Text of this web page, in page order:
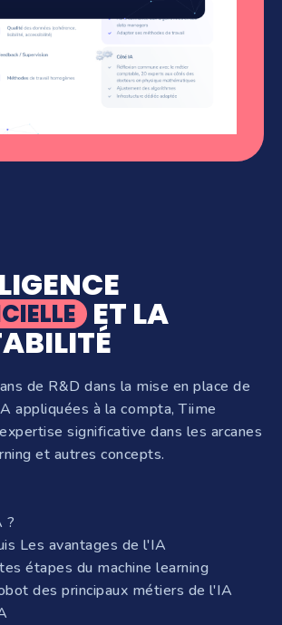
ET LA
de R&D dans la mise en place de
appliquées à la compta, Tiime
significative dans les arcanes
et autres concepts.
?
Les avantages de l'IA
étapes du machine learning
des principaux métiers de l'IA